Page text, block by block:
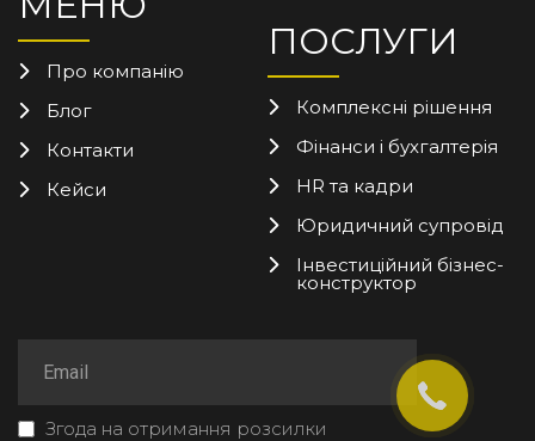
Про компанію
Блог
Контакти
Кейси
ПОСЛУГИ
Комплексні рішення
Фінанси і бухгалтерія
HR та кадри
Юридичний супровід
Інвестиційний бізнес-
конструктор
Згода на отримання розсилки